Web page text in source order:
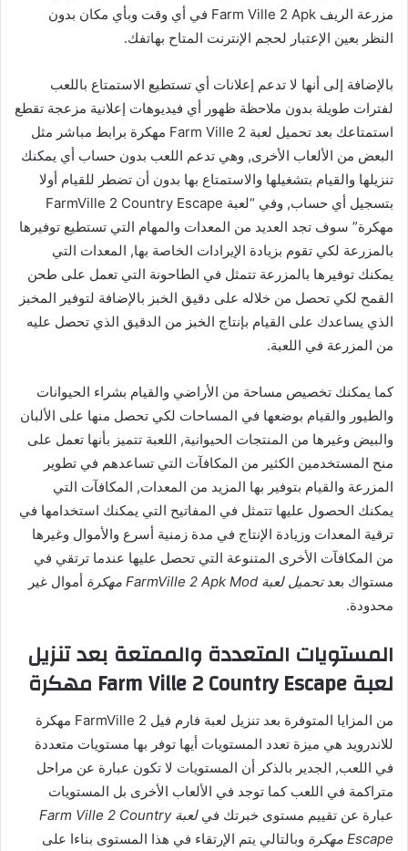
مزرعة الريف Farm Ville 2 Apk في أي وقت وبأي مكان بدون
النظر بعين الإعتبار لحجم الإنترنت المتاح بهاتفك.
بالإضافة إلى أنها لا تدعم إعلانات أي تستطيع الاستمتاع باللعب
لفترات طويلة بدون ملاحظة ظهور أي فيديوهات إعلانية مزعجة تقطع
استمتاعك بعد تحميل لعبة Farm Ville 2 مهكرة برابط مباشر مثل
البعض من الألعاب الأخرى, وهي تدعم اللعب بدون حساب أي يمكنك
تنزيلها والقيام بتشغيلها والاستمتاع بها بدون أن تضطر للقيام أولا
بتسجيل أي حساب, وفي “لعبة FarmVille 2 Country Escape
مهكرة” سوف تجد العديد من المعدات والمهام التي تستطيع توفيرها
بالمزرعة لكي تقوم بزيادة الإيرادات الخاصة بها, المعدات التي
يمكنك توفيرها بالمزرعة تتمثل في الطاحونة التي تعمل على طحن
القمح لكي تحصل من خلاله على دقيق الخبز بالإضافة لتوفير المخبز
الذي يساعدك على القيام بإنتاج الخبز من الدقيق الذي تحصل عليه
من المزرعة في اللعبة.
كما يمكنك تخصيص مساحة من الأراضي والقيام بشراء الحيوانات
والطيور والقيام بوضعها في المساحات لكي تحصل منها على الألبان
والبيض وغيرها من المنتجات الحيوانية, اللعبة تتميز بأنها تعمل على
منح المستخدمين الكثير من المكافآت التي تساعدهم في تطوير
المزرعة والقيام بتوفير بها المزيد من المعدات, المكافآت التي
يمكنك الحصول عليها تتمثل في المفاتيح التي يمكنك استخدامها في
ترقية المعدات وزيادة الإنتاج في مدة زمنية أسرع والأموال وغيرها
من المكافآت الأخرى المتنوعة التي تحصل عليها عندما ترتقي في
مستواك بعدتحميل لعبة FarmVille 2 Apk Mod مهكرة
أموال غير
محدودة.
المستويات المتعددة والممتعة بعد تنزيل
لعبة Farm Ville 2 Country Escape مهكرة
من المزايا المتوفرة بعد تنزيل لعبة فارم فيل FarmVille 2 مهكرة
للاندرويد هي ميزة تعدد المستويات أيها توفر بها مستويات متعددة
في اللعب, الجدير بالذكر أن المستويات لا تكون عبارة عن مراحل
متراكمة في اللعب كما توجد في الألعاب الأخرى بل المستويات
عبارة عن تقييم مستوى خبرتك في
لعبة Farm Ville 2 Country
Escape مهكرة
وبالتالي يتم الإرتقاء في هذا المستوى بناءا على